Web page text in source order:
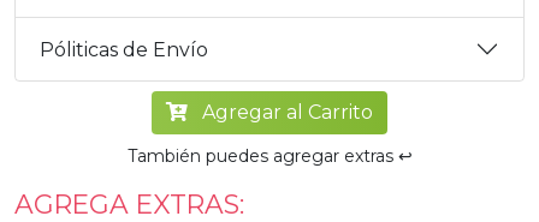
Póliticas de Envío
Agregar al Carrito
También puedes agregar extras ↩️
AGREGA EXTRAS: